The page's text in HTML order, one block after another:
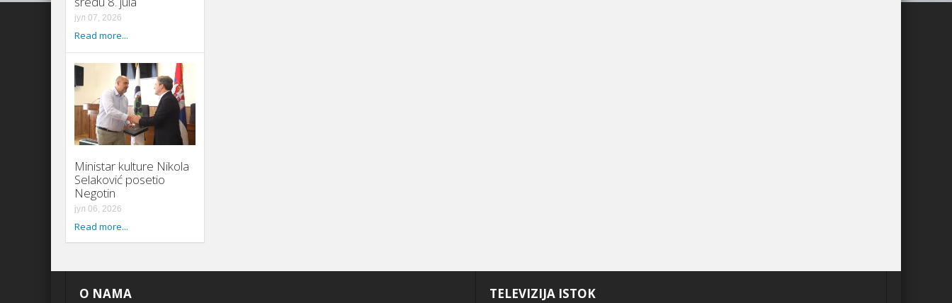
јул 07, 2026
Read more...
Ministar kulture Nikola
Selaković posetio
Negotin
јул 06, 2026
Read more...
O NAMA
TELEVIZIJA ISTOK